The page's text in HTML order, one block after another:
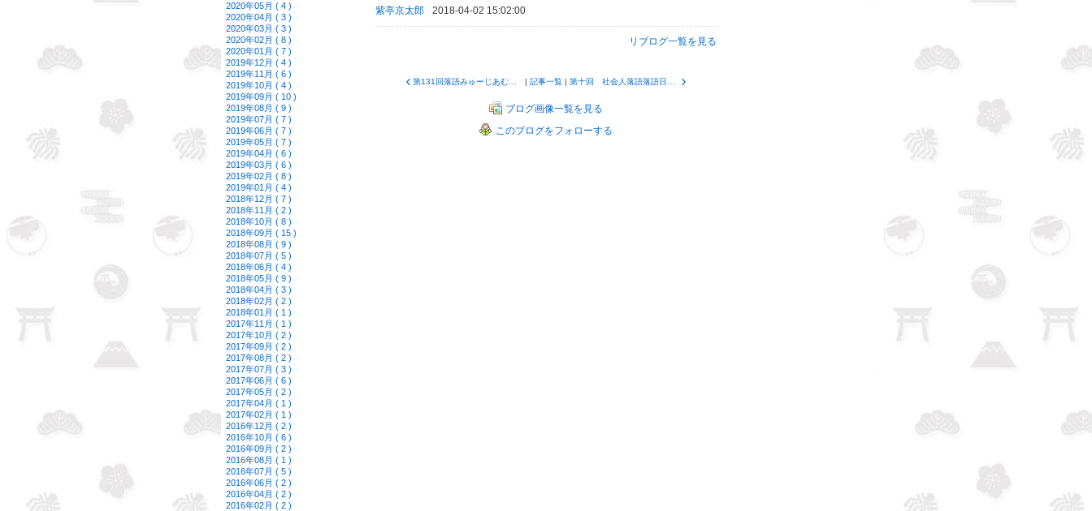
2020年05月 ( 4 )
2020年04月 ( 3 )
2020年03月 ( 3 )
2020年02月 ( 8 )
2020年01月 ( 7 )
2019年12月 ( 4 )
2019年11月 ( 6 )
2019年10月 ( 4 )
2019年09月 ( 10 )
2019年08月 ( 9 )
2019年07月 ( 7 )
2019年06月 ( 7 )
2019年05月 ( 7 )
2019年04月 ( 6 )
2019年03月 ( 6 )
2019年02月 ( 8 )
2019年01月 ( 4 )
2018年12月 ( 7 )
2018年11月 ( 2 )
2018年10月 ( 8 )
2018年09月 ( 15 )
2018年08月 ( 9 )
2018年07月 ( 5 )
2018年06月 ( 4 )
2018年05月 ( 9 )
2018年04月 ( 3 )
2018年02月 ( 2 )
2018年01月 ( 1 )
2017年11月 ( 1 )
2017年10月 ( 2 )
2017年09月 ( 2 )
2017年08月 ( 2 )
2017年07月 ( 3 )
2017年06月 ( 6 )
2017年05月 ( 2 )
2017年04月 ( 1 )
2017年02月 ( 1 )
2016年12月 ( 2 )
2016年10月 ( 6 )
2016年09月 ( 2 )
2016年08月 ( 1 )
2016年07月 ( 5 )
2016年06月 ( 2 )
2016年04月 ( 2 )
2016年02月 ( 2 )
紫亭京太郎 2018-04-02 15:02:00
リブログ一覧を見る
第131回落語みゅーじあむ寄席が開催されました！ 記事一覧 第十回 社会人落語落語日本一決定戦 開催決定！
ブログ画像一覧を見る
このブログをフォローする